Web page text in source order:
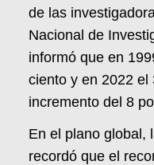
de las
Nacional de
informó que en
ciento y en 2022 el
incremento del 8
En el plano global,
recordó que el